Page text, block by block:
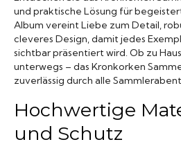
und praktische Lösung für
Album vereint Liebe zum Detail,
cleveres Design, damit jedes
sichtbar präsentiert wird. Ob zu
unterwegs – das Kronkorken
zuverlässig durch alle
Hochwertige
und Schutz